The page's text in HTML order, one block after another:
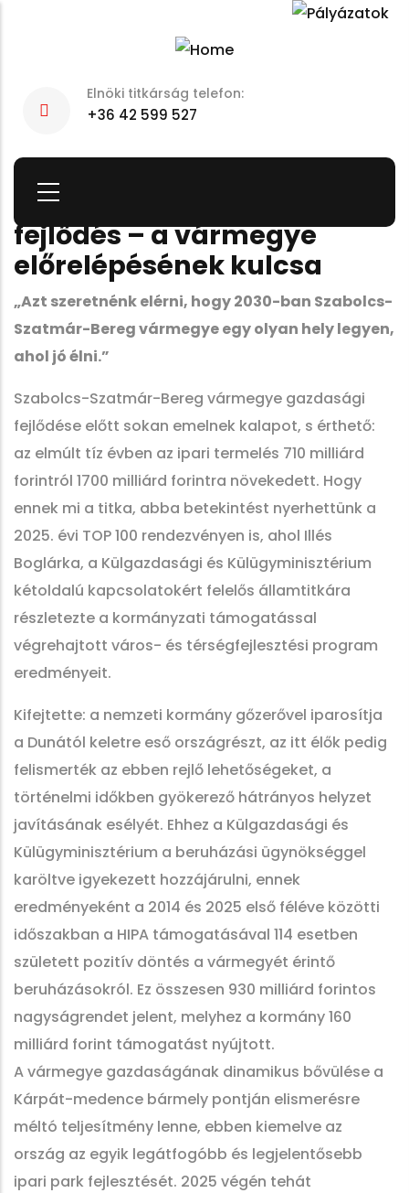
Elnöki titkárság telefon:
+36 42 599 527
Stratégia, együttműködés,
fejlődés – a vármegye
előrelépésének kulcsa
„Azt szeretnénk elérni, hogy 2030-ban Szabolcs-
Szatmár-Bereg vármegye egy olyan hely legyen,
ahol jó élni.”
Szabolcs-Szatmár-Bereg vármegye gazdasági
fejlődése előtt sokan emelnek kalapot, s érthető:
az elmúlt tíz évben az ipari termelés 710 milliárd
forintról 1700 milliárd forintra növekedett. Hogy
ennek mi a titka, abba betekintést nyerhettünk a
2025. évi TOP 100 rendezvényen is, ahol Illés
Boglárka, a Külgazdasági és Külügyminisztérium
kétoldalú kapcsolatokért felelős államtitkára
részletezte a kormányzati támogatással
végrehajtott város- és térségfejlesztési program
eredményeit.
Kifejtette: a nemzeti kormány gőzerővel iparosítja
a Dunától keletre eső országrészt, az itt élők pedig
felismerték az ebben rejlő lehetőségeket, a
történelmi időkben gyökerező hátrányos helyzet
javításának esélyét. Ehhez a Külgazdasági és
Külügyminisztérium a beruházási ügynökséggel
karöltve igyekezett hozzájárulni, ennek
eredményeként a 2014 és 2025 első féléve közötti
időszakban a HIPA támogatásával 114 esetben
született pozitív döntés a vármegyét érintő
beruházásokról. Ez összesen 930 milliárd forintos
nagyságrendet jelent, melyhez a kormány 160
milliárd forint támogatást nyújtott.
A vármegye gazdaságának dinamikus bővülése a
Kárpát-medence bármely pontján elismerésre
méltó teljesítmény lenne, ebben kiemelve az
ország az egyik legátfogóbb és legjelentősebb
ipari park fejlesztését. 2025 végén tehát